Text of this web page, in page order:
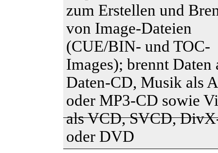
zum Erstellen und
von Image-Dateien
(CUE/BIN- und TOC-
Images); brennt Daten
Daten-CD, Musik als
oder MP3-CD sowie
als VCD, SVCD,
oder DVD